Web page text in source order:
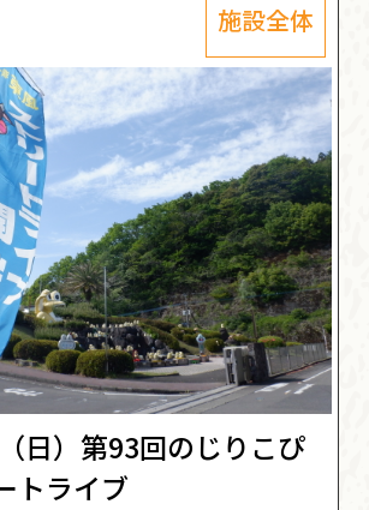
施設全体
日）第93回のじりこぴ
トライブ